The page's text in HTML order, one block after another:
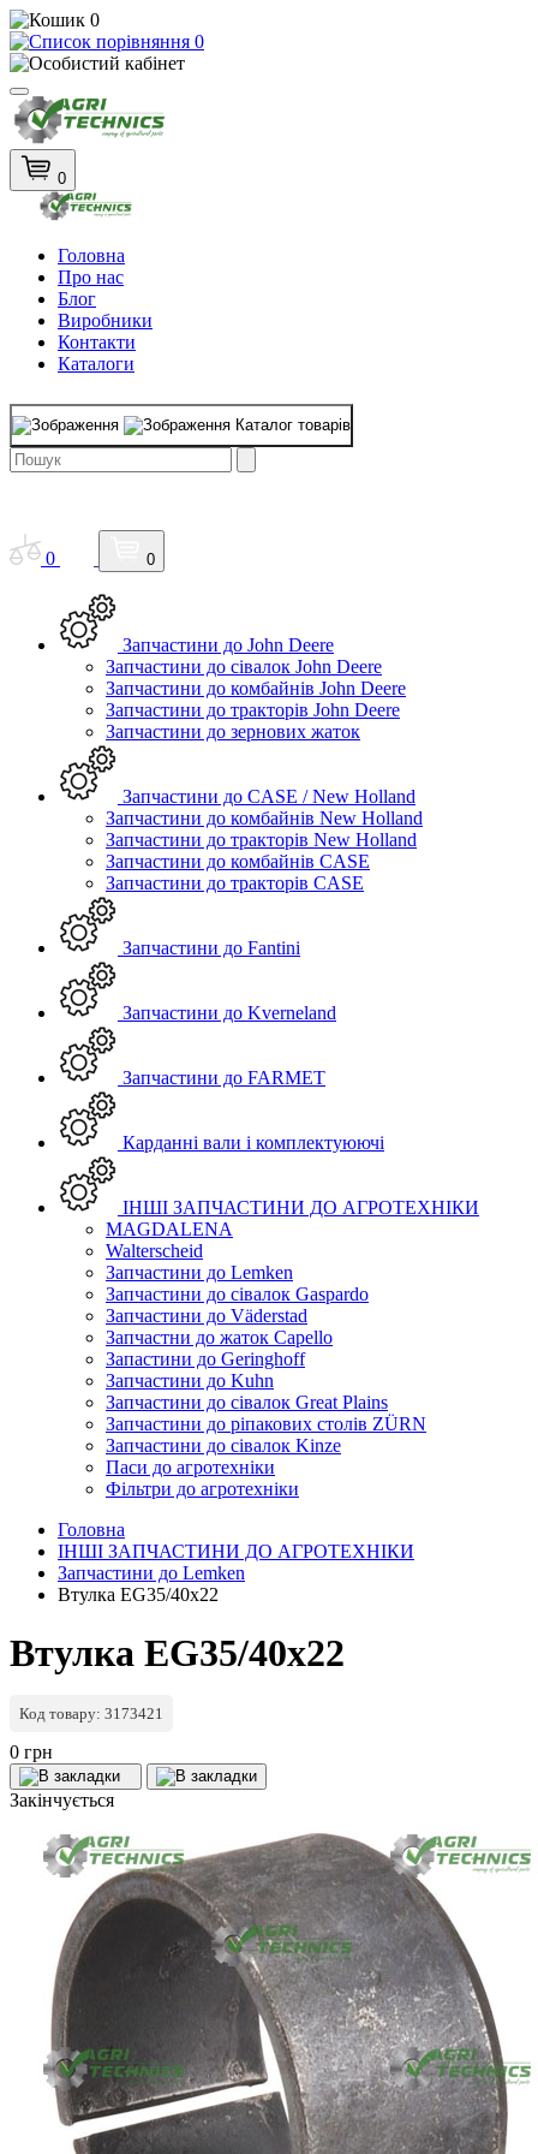
0
0
0
Головна
Про нас
Блог
Виробники
Контакти
Каталоги
Каталог товарів
0 0
Запчастини до John Deere
Запчастини до сівалок John Deere
Запчастини до комбайнів John Deere
Запчастини до тракторів John Deere
Запчастини до зернових жаток
Запчастини до CASE / New Holland
Запчастини до комбайнів New Holland
Запчастини до тракторів New Holland
Запчастини до комбайнів CASE
Запчастини до тракторів CASE
Запчастини до Fantini
Запчастини до Kverneland
Запчастини до FARMET
Карданні вали і комплектуюючі
ІНШІ ЗАПЧАСТИНИ ДО АГРОТЕХНІКИ
MAGDALENA
Walterscheid
Запчастини до Lemken
Запчастини до сівалок Gaspardo
Запчастини до Väderstad
Запчастни до жаток Capello
Запастини до Geringhoff
Запчастини до Kuhn
Запчастини до сівалок Great Plains
Запчастини до ріпакових столів ZÜRN
Запчастини до сівалок Kinze
Паси до агротехніки
Фільтри до агротехніки
Головна
ІНШІ ЗАПЧАСТИНИ ДО АГРОТЕХНІКИ
Запчастини до Lemken
Втулка EG35/40x22
Втулка EG35/40x22
Код товару: 3173421
0 грн
Закінчується